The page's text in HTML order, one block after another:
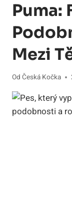
Puma:
Mezi
Od Česká Kočka